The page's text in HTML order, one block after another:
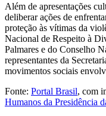
Além de apresentações
deliberar ações de
proteção às vítimas da
Nacional de Respeito à
Palmares e do Conselho
representantes da
movimentos sociais
Fonte: Portal Brasil, com
Humanos da Presidência